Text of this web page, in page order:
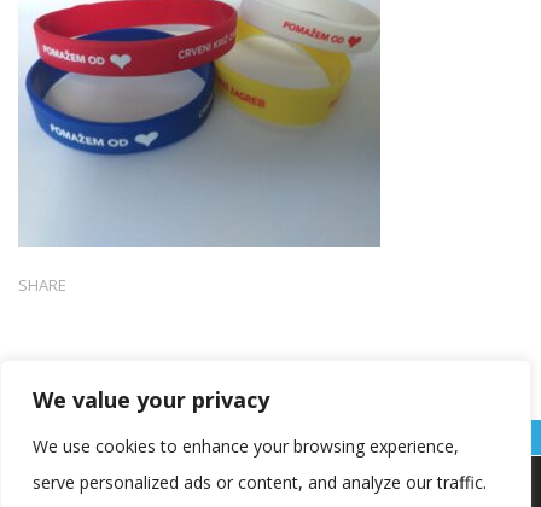
We value your privacy
We use cookies to enhance your browsing experience,
serve personalized ads or content, and analyze our traffic.
SHARE
Koristimo kolačiće kako bismo vam pružili najbolje iskustvo na